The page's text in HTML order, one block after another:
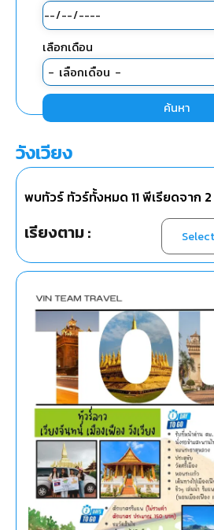
เลือกเดือน
ค้นหา
วังเวียง
พบทัวร์ ทัวร์ทั้งหมด 11พีเรียดจาก 2
เรียงตาม :